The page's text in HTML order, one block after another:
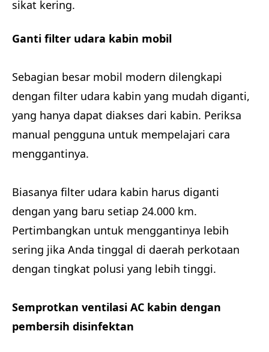
sikat kering.
Ganti filter udara kabin mobil
Sebagian besar mobil modern dilengkapi
dengan filter udara kabin yang mudah diganti,
yang hanya dapat diakses dari kabin. Periksa
manual pengguna untuk mempelajari cara
menggantinya.
Biasanya filter udara kabin harus diganti
dengan yang baru setiap 24.000 km.
Pertimbangkan untuk menggantinya lebih
sering jika Anda tinggal di daerah perkotaan
dengan tingkat polusi yang lebih tinggi.
Semprotkan ventilasi AC kabin dengan
pembersih disinfektan